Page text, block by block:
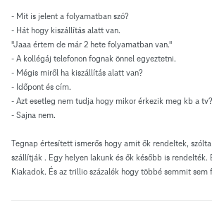
- Mit is jelent a folyamatban szó?
- Hát hogy kiszállítás alatt van.
"Jaaa értem de már 2 hete folyamatban van."
- A kollégáj telefonon fognak önnel egyeztetni.
- Mégis miről ha kiszállítás alatt van?
- Időpont és cím.
- Azt esetleg nem tudja hogy mikor érkezik meg kb a tv?
- Sajna nem.
Tegnap értesített ismerős hogy amit ők rendeltek,
szállítják . Egy helyen lakunk és ők később is rendelték.
Kiakadok. És az trillio százalék hogy többé semmit